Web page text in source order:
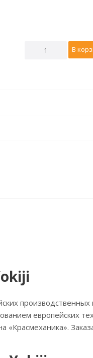
В
европейских
«Красмеханика».